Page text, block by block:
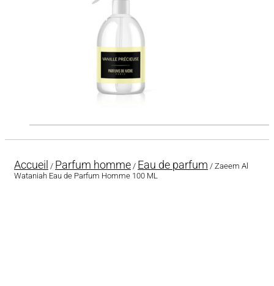
Accueil / Parfum homme / Eau de parfum / Zaeem Al
Wataniah Eau de Parfum Homme 100 ML